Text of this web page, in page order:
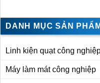
DANH MỤC SẢN PHẨM
Linh kiện quạt công
Máy làm mát công nghiệp